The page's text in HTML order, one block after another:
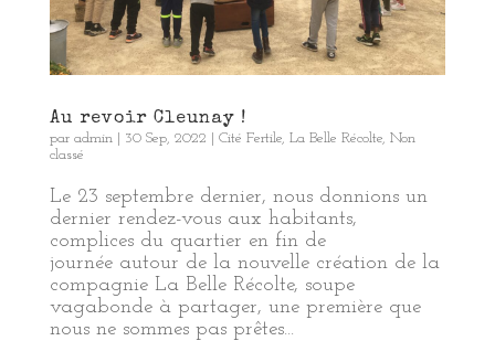
Au revoir Cleunay !
par admin| 30 Sep, 2022 | Cité Fertile, La Belle Récolte, Non
classé
Le 23 septembre dernier, nous donnions un
dernier rendez-vous aux habitants,
complices du quartier en fin de
journée autour de la nouvelle création de la
compagnie La Belle Récolte, soupe
vagabonde à partager, une première que
nous ne sommes pas prêtes...